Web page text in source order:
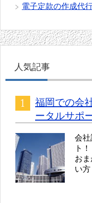
電子定款の作成代
人気記事
福岡での会
ータルサポ
会
ト
お
い